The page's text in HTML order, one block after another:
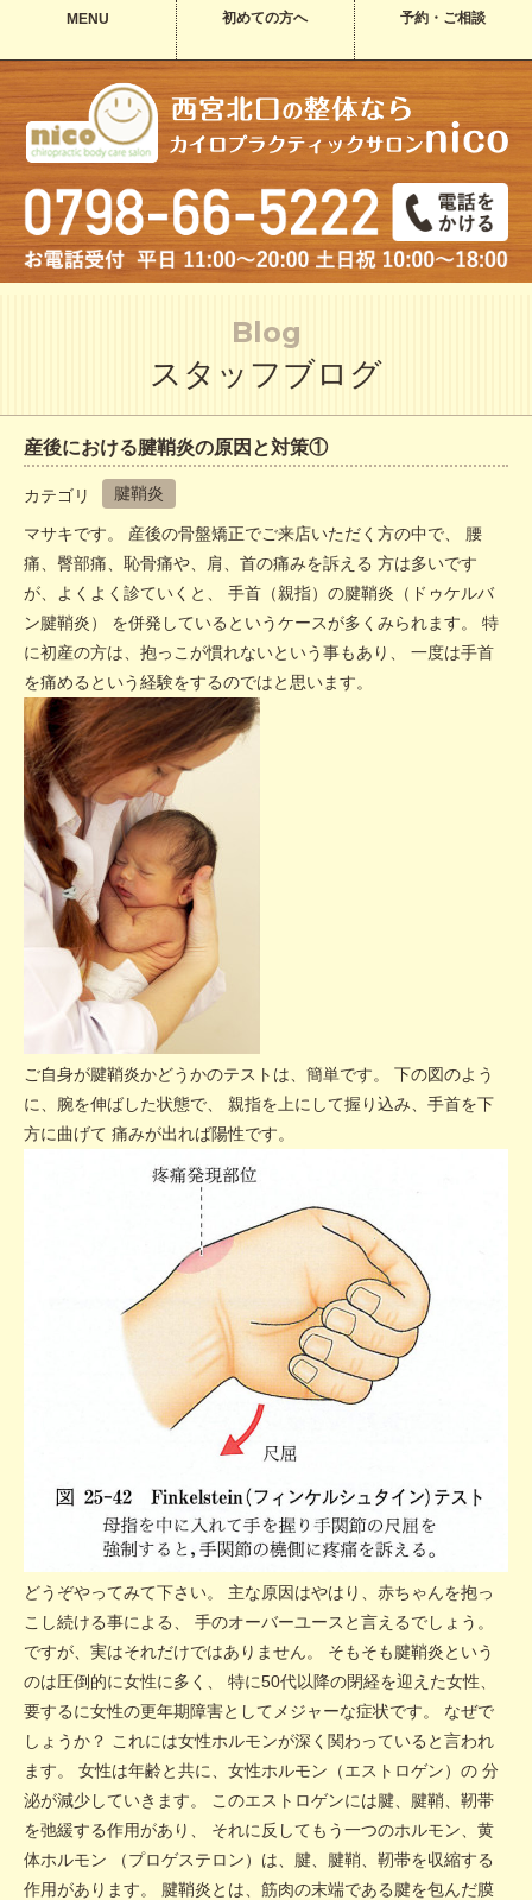
MENU 初めての方へ 予約・ご相談
Blog
スタッフブログ
産後における腱鞘炎の原因と対策①
カテゴリ 腱鞘炎
マサキです。 産後の骨盤矯正でご来店いただく方の中で、 腰
痛、臀部痛、恥骨痛や、肩、首の痛みを訴える 方は多いです
が、よくよく診ていくと、 手首（親指）の腱鞘炎（ドゥケルバ
ン腱鞘炎） を併発しているというケースが多くみられます。 特
に初産の方は、抱っこが慣れないという事もあり、 一度は手首
を痛めるという経験をするのではと思います。
ご自身が腱鞘炎かどうかのテストは、簡単です。 下の図のよう
に、腕を伸ばした状態で、 親指を上にして握り込み、手首を下
方に曲げて 痛みが出れば陽性です。
どうぞやってみて下さい。 主な原因はやはり、赤ちゃんを抱っ
こし続ける事による、 手のオーバーユースと言えるでしょう。
ですが、実はそれだけではありません。 そもそも腱鞘炎という
のは圧倒的に女性に多く、 特に50代以降の閉経を迎えた女性、
要するに女性の更年期障害としてメジャーな症状です。 なぜで
しょうか？ これには女性ホルモンが深く関わっていると言われ
ます。 女性は年齢と共に、女性ホルモン（エストロゲン）の 分
泌が減少していきます。 このエストロゲンには腱、腱鞘、靭帯
を弛緩する作用があり、 それに反してもう一つのホルモン、黄
体ホルモン （プロゲステロン）は、腱、腱鞘、靭帯を収縮する
作用があります。 腱鞘炎とは、筋肉の末端である腱を包んだ膜